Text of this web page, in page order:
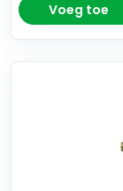
Voeg toe